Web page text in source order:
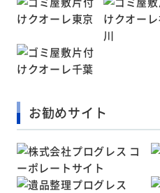
お勧めサイト